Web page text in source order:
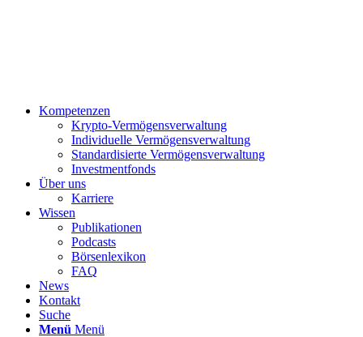
Kompetenzen
Krypto-Vermögensverwaltung
Individuelle Vermögensverwaltung
Standardisierte Vermögensverwaltung
Investmentfonds
Über uns
Karriere
Wissen
Publikationen
Podcasts
Börsenlexikon
FAQ
News
Kontakt
Suche
Menü Menü